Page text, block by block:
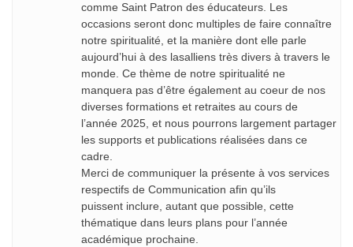
comme Saint Patron des éducateurs. Les
occasions seront donc multiples de faire connaître
notre spiritualité, et la manière dont elle parle
aujourd’hui à des lasalliens très divers à travers le
monde. Ce thème de notre spiritualité ne
manquera pas d’être également au coeur de nos
diverses formations et retraites au cours de
l’année 2025, et nous pourrons largement partager
les supports et publications réalisées dans ce
cadre.
Merci de communiquer la présente à vos services
respectifs de Communication afin qu’ils
puissent inclure, autant que possible, cette
thématique dans leurs plans pour l’année
académique prochaine.